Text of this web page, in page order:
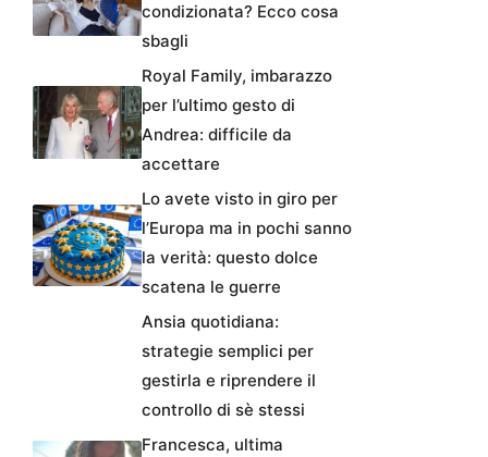
condizionata? Ecco cosa
sbagli
Royal Family, imbarazzo
per l’ultimo gesto di
Andrea: difficile da
accettare
Lo avete visto in giro per
l’Europa ma in pochi sanno
la verità: questo dolce
scatena le guerre
Ansia quotidiana:
strategie semplici per
gestirla e riprendere il
controllo di sè stessi
Francesca, ultima